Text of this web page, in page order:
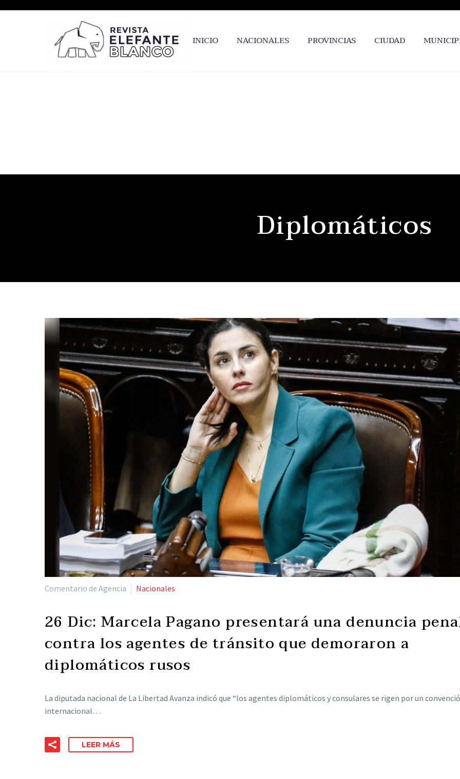
INICIO NACIONALES PROVINCIAS CIUDAD
Diplomáticos
Comentario de Agencia Nacionales
26 Dic:Marcela Pagano presentará una denuncia
contra los agentes de tránsito que demoraron a
diplomáticos rusos
La diputada nacional de La Libertad Avanza indicó que “los agentes diplomáticos y consulares se rigen por un
internacional…
LEER MÁS